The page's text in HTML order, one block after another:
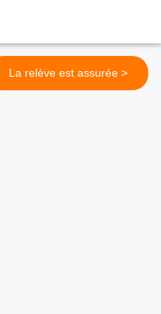
La relève est assurée >